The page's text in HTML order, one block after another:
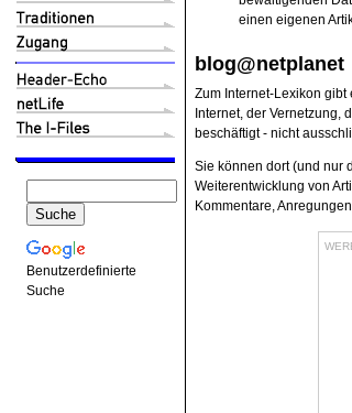
Benutzerdefinierte
Suche
einen eigenen
blog@netplanet
Zum Internet-Lexikon gibt
Internet, der Vernetzung,
beschäftigt - nicht
Sie können dort (und nur
Weiterentwicklung von
Kommentare,